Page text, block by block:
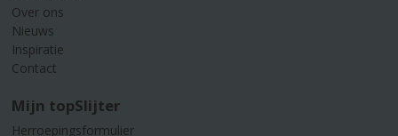
Over ons
Nieuws
Inspiratie
Contact
Mijn topSlijter
Herroepingsformulier